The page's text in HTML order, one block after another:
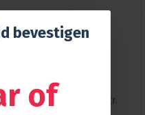
bevestigen
of
Droge kersenjelly, 240 gr.